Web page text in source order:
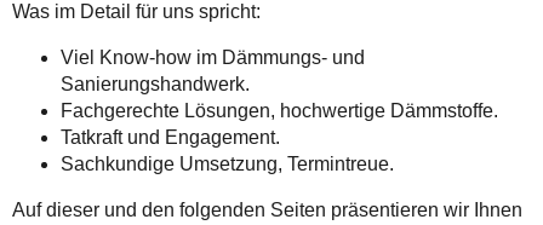
Was im Detail für uns spricht:
Viel Know-how im Dämmungs- und
Sanierungshandwerk.
Fachgerechte Lösungen, hochwertige Dämmstoffe.
Tatkraft und Engagement.
Sachkundige Umsetzung, Termintreue.
Auf dieser und den folgenden Seiten präsentieren wir Ihnen